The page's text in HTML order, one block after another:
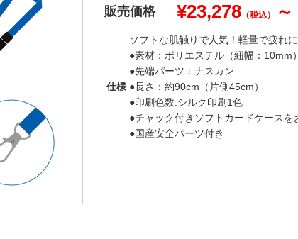
販売価格
¥23,278 （税込） ～
仕様
ソフトな肌触りで人気！軽量で疲れに
●素材：ポリエステル（紐幅：10mm）
●先端パーツ：ナスカン
●長さ：約90cm（片側45cm）
●印刷色数:シルク印刷1色
●チャック付きソフトカードケースを
●国産安全パーツ付き